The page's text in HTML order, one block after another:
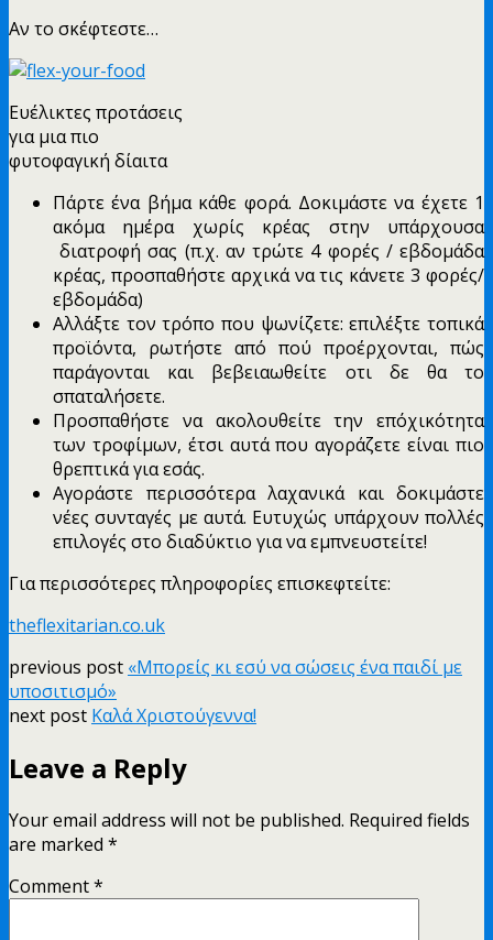
Αν το σκέφτεστε…
Ευέλικτες προτάσεις
για μια πιο
φυτοφαγική δίαιτα
Πάρτε ένα βήμα κάθε φορά. Δοκιμάστε να έχετε 1
ακόμα ημέρα χωρίς κρέας στην υπάρχουσα
διατροφή σας (π.χ. αν τρώτε 4 φορές / εβδομάδα
κρέας, προσπαθήστε αρχικά να τις κάνετε 3 φορές/
εβδομάδα)
Αλλάξτε τον τρόπο που ψωνίζετε: επιλέξτε τοπικά
προϊόντα, ρωτήστε από πού προέρχονται, πώς
παράγονται και βεβειαωθείτε οτι δε θα το
σπαταλήσετε.
Προσπαθήστε να ακολουθείτε την επόχικότητα
των τροφίμων, έτσι αυτά που αγοράζετε είναι πιο
θρεπτικά για εσάς.
Αγοράστε περισσότερα λαχανικά και δοκιμάστε
νέες συνταγές με αυτά. Ευτυχώς υπάρχουν πολλές
επιλογές στο διαδύκτιο για να εμπνευστείτε!
Για περισσότερες πληροφορίες επισκεφτείτε:
theflexitarian.co.uk
previous post «Μπορείς κι εσύ να σώσεις ένα παιδί με
υποσιτισμό»
next post Καλά Χριστούγεννα!
Leave a Reply
Your email address will not be published. Required fields
are marked *
Comment*